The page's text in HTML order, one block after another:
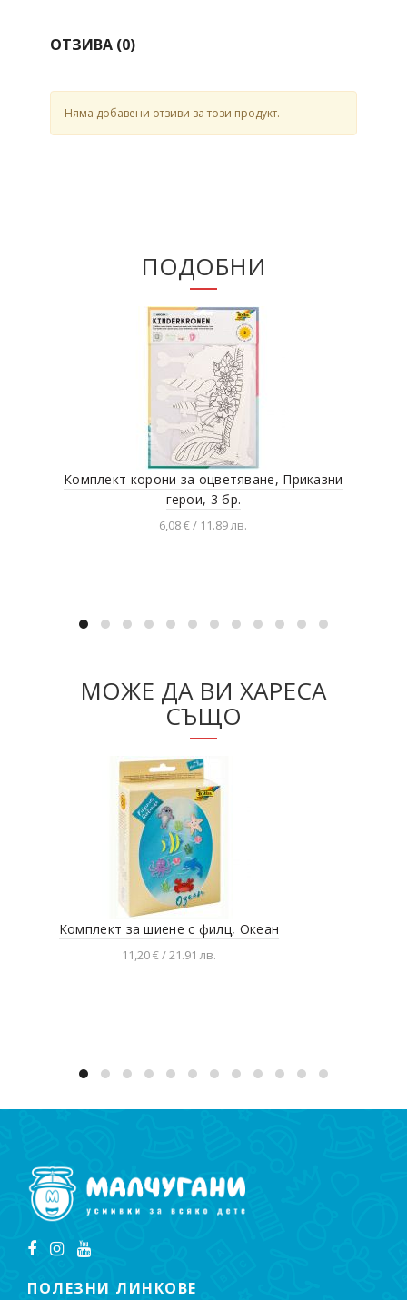
ОТЗИВА (0)
Няма добавени отзиви за този продукт.
ПОДОБНИ
Комплект корони за оцветяване, Приказни
герои, 3 бр.
6,08 € / 11.89 лв.
МОЖЕ ДА ВИ ХАРЕСА
СЪЩО
Комплект за шиене с филц, Океан
11,20 € / 21.91 лв.
ПОЛЕЗНИ ЛИНКОВЕ